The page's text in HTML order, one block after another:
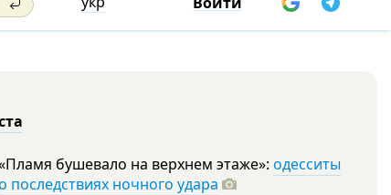
бушевало на верхнем этаже»: одесситы
последствиях ночного удара